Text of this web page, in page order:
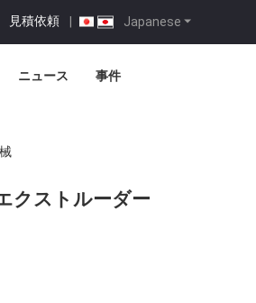
Japanese
見積依頼 |
ニュース 事件
クストルーダー